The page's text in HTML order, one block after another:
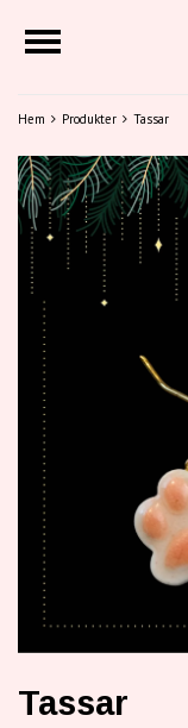
Hem Produkter Tassar
Tassar